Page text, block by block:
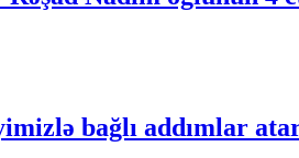
bağlı addımlar